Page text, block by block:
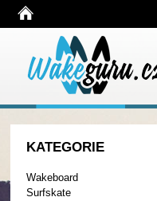
KATEGORIE
Wakeboard
Surfskate